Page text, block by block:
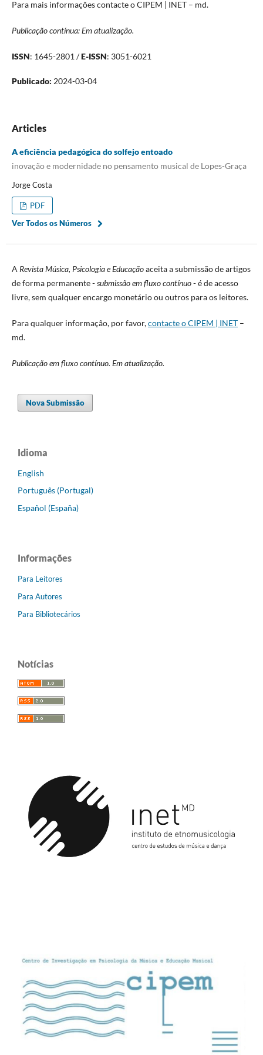
Para mais informações contacte o CIPEM | INET – md.
Publicação contínua: Em atualização.
ISSN: 1645-2801 /E-ISSN: 3051-6021
Publicado: 2024-03-04
Articles
A eficiência pedagógica do solfejo entoado
inovação e modernidade no pensamento musical de Lopes-Graça
Jorge Costa
PDF
Ver Todos os Números
A Revista Música, Psicologia e Educaçãoaceita a submissão de artigos
de forma permanente -submissão em fluxo contínuo- é de acesso
livre, sem qualquer encargo monetário ou outros para os leitores.
Para qualquer informação, por favor,contacte o CIPEM | INET–
md.
Publicação em fluxo contínuo. Em atualização.
Nova Submissão
Idioma
English
Português (Portugal)
Español (España)
Informações
Para Leitores
Para Autores
Para Bibliotecários
Notícias